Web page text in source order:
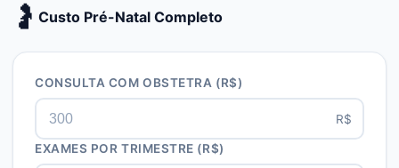
🤰 Custo Pré-Natal Completo
CONSULTA COM OBSTETRA (R$)
R$
EXAMES POR TRIMESTRE (R$)